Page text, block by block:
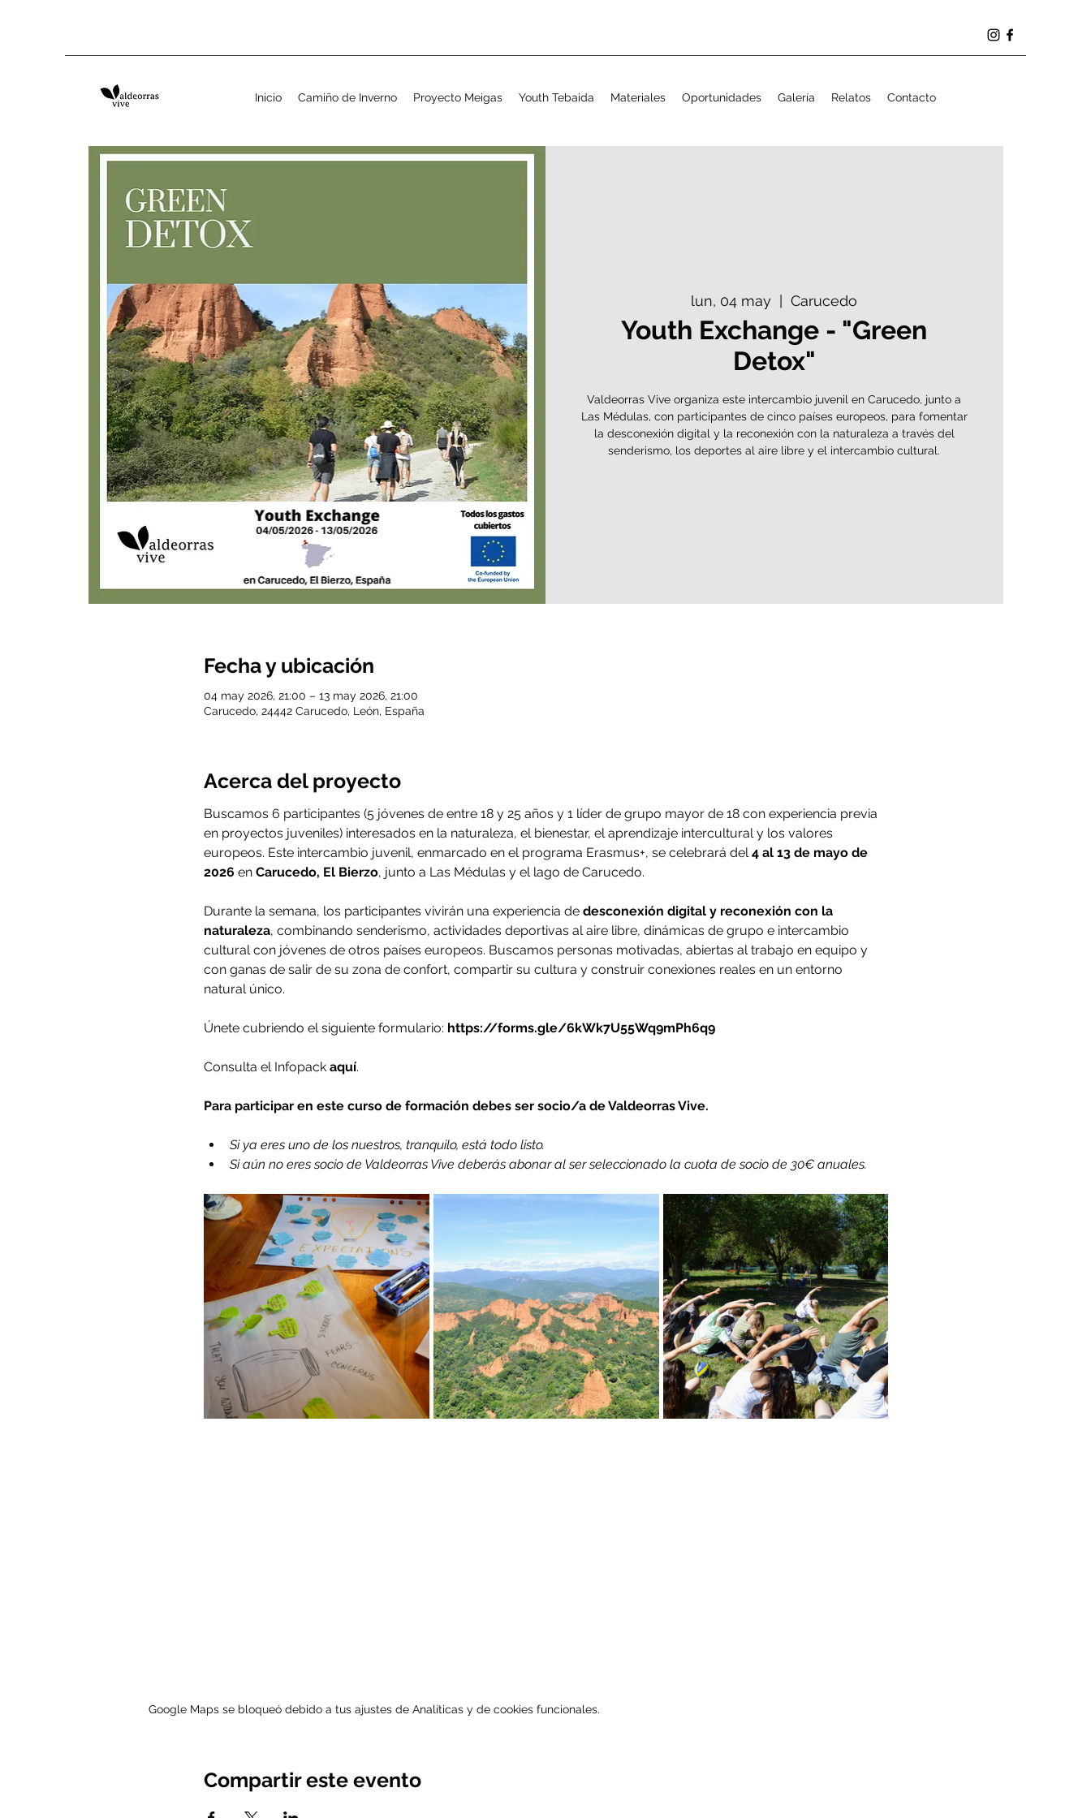
Inicio Camiño de Inverno Proyecto Meigas Youth Tebaida Materiales Oportunidades Galería Relatos Contacto
lun, 04 may
  |
Carucedo
Youth Exchange - "Green
Detox"
Valdeorras Vive organiza este intercambio juvenil en Carucedo, junto a
Las Médulas, con participantes de cinco países europeos, para fomentar
la desconexión digital y la reconexión con la naturaleza a través del
senderismo, los deportes al aire libre y el intercambio cultural.
Fecha y ubicación
04 may 2026, 21:00 – 13 may 2026, 21:00
Carucedo, 24442 Carucedo, León, España
Acerca del proyecto
Buscamos 6 participantes (5 jóvenes de entre 18 y 25 años y 1 líder de grupo mayor de 18 con experiencia previa
en proyectos juveniles) interesados en la naturaleza, el bienestar, el aprendizaje intercultural y los valores
europeos. Este intercambio juvenil, enmarcado en el programa Erasmus+, se celebrará del 4 al 13 de mayo de
2026 en Carucedo, El Bierzo, junto a Las Médulas y el lago de Carucedo.
Durante la semana, los participantes vivirán una experiencia de desconexión digital y reconexión con la
naturaleza, combinando senderismo, actividades deportivas al aire libre, dinámicas de grupo e intercambio
cultural con jóvenes de otros países europeos. Buscamos personas motivadas, abiertas al trabajo en equipo y
con ganas de salir de su zona de confort, compartir su cultura y construir conexiones reales en un entorno
natural único.
Únete cubriendo el siguiente formulario: https://forms.gle/6kWk7U55Wq9mPh6q9
Consulta el Infopack aquí.
Para participar en este curso de formación debes ser socio/a de Valdeorras Vive.
Si ya eres uno de los nuestros, tranquilo, está todo listo.
Si aún no eres socio de Valdeorras Vive deberás abonar al ser seleccionado la cuota de socio de 30€ anuales.
Google Maps se bloqueó debido a tus ajustes de Analíticas y de cookies funcionales.
Compartir este evento